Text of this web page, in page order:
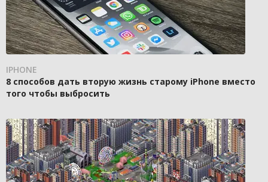
IPHONE
8 способов дать вторую жизнь старому iPhone вместо
того чтобы выбросить